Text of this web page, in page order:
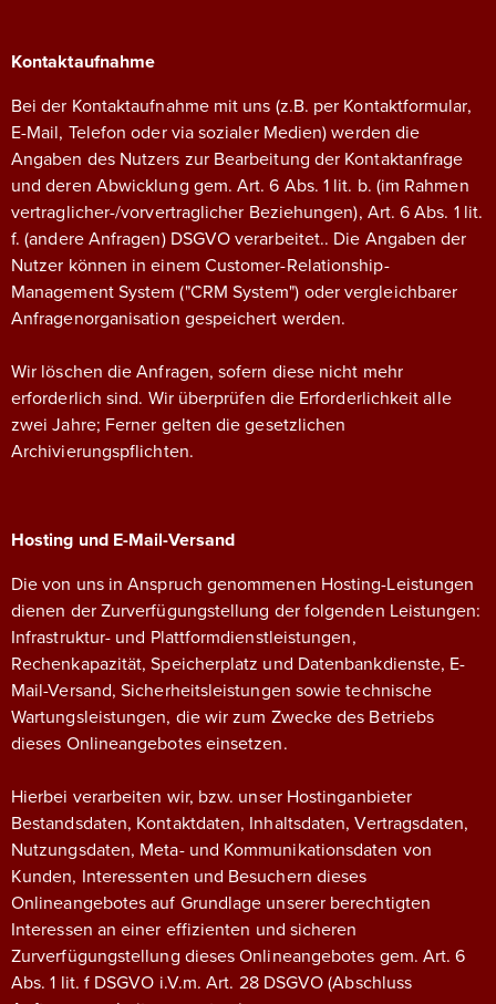
Kontaktaufnahme
Bei der Kontaktaufnahme mit uns (z.B. per Kontaktformular,
E-Mail, Telefon oder via sozialer Medien) werden die
Angaben des Nutzers zur Bearbeitung der Kontaktanfrage
und deren Abwicklung gem. Art. 6 Abs. 1 lit. b. (im Rahmen
vertraglicher-/vorvertraglicher Beziehungen), Art. 6 Abs. 1 lit.
f. (andere Anfragen) DSGVO verarbeitet.. Die Angaben der
Nutzer können in einem Customer-Relationship-
Management System ("CRM System") oder vergleichbarer
Anfragenorganisation gespeichert werden.
Wir löschen die Anfragen, sofern diese nicht mehr
erforderlich sind. Wir überprüfen die Erforderlichkeit alle
zwei Jahre; Ferner gelten die gesetzlichen
Archivierungspflichten.
Hosting und E-Mail-Versand
Die von uns in Anspruch genommenen Hosting-Leistungen
dienen der Zurverfügungstellung der folgenden Leistungen:
Infrastruktur- und Plattformdienstleistungen,
Rechenkapazität, Speicherplatz und Datenbankdienste, E-
Mail-Versand, Sicherheitsleistungen sowie technische
Wartungsleistungen, die wir zum Zwecke des Betriebs
dieses Onlineangebotes einsetzen.
Hierbei verarbeiten wir, bzw. unser Hostinganbieter
Bestandsdaten, Kontaktdaten, Inhaltsdaten, Vertragsdaten,
Nutzungsdaten, Meta- und Kommunikationsdaten von
Kunden, Interessenten und Besuchern dieses
Onlineangebotes auf Grundlage unserer berechtigten
Interessen an einer effizienten und sicheren
Zurverfügungstellung dieses Onlineangebotes gem. Art. 6
Abs. 1 lit. f DSGVO i.V.m. Art. 28 DSGVO (Abschluss